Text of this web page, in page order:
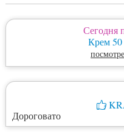
Сегодня
Крем
Дороговато